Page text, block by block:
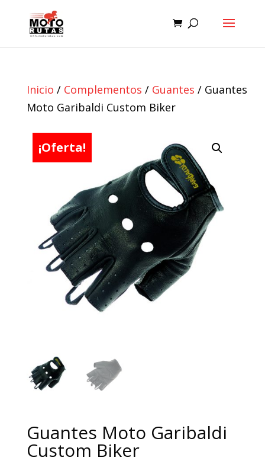
Inicio / Complementos / Guantes / Guantes
Moto Garibaldi Custom Biker
¡Oferta!
Guantes Moto Garibaldi
Custom Biker